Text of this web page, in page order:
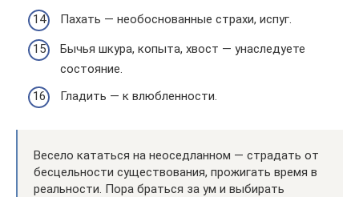
Пахать — необоснованные страхи, испуг.
Бычья шкура, копыта, хвост — унаследуете
состояние.
Гладить — к влюбленности.
Весело кататься на неоседланном — страдать от
бесцельности существования, прожигать время в
реальности. Пора браться за ум и выбирать